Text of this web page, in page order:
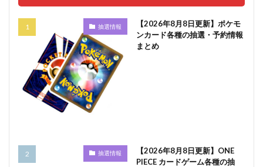
抽選情報
【2026年8月8日更新】ポケモ
ンカード各種の抽選・予約情報
まとめ
抽選情報
【2026年8月8日更新】ONE
PIECE カードゲーム各種の抽